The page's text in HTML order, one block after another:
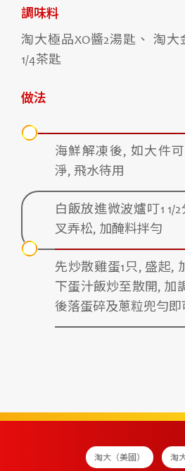
調味料
淘大極品XO醬2湯匙、 淘大
1/4茶匙
做法
海鮮解凍後, 如大件
淨, 飛水待用
白飯放進微波爐叮1 1/
叉弄松, 加醃料拌勻
先炒散雞蛋1只, 盛起,
下蛋汁飯炒至散開, 加
後落蛋碎及蔥粒兜勻即
淘大（美國） 淘